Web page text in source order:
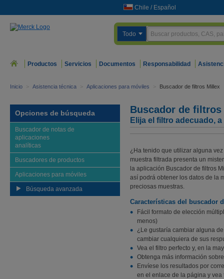
Chile / Español
Todo
Productos Servicios Documentos Responsabilidad
Inicio > Asistencia técnica > Aplicaciones para móviles > Buscador de filtros Millex
Opciones de búsqueda
Buscador de notas de
aplicaciones
analíticas
Buscadores de productos
Aplicaciones para móviles
Búsqueda avanzada
Buscador de
Elija el filtro adecuado,
¿Ha tenido que utilizar alguna
muestra filtrada presenta un
la aplicación Buscador de filtros
así podrá obtener los datos de la
preciosas muestras.
Características del buscador
Fácil formato de elección
menos)
¿Le gustaría cambiar alguna
cambiar cualquiera de sus
Vea el filtro perfecto y, en la
Obtenga más información
Envíese los resultados por
en el enlace de la página y